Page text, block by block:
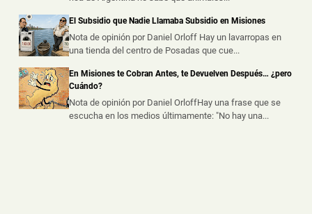
Aires
📅 3 ago 2026
La Policía de Misiones secuestró un automóvil que
había sido abandonado tras un ...
El Subsidio que Nadie Llamaba Subsidio en Misiones
Nota de opinión por Daniel Orloff Hay un lavarropas en
una tienda del centro de Posadas que cue...
En Misiones te Cobran Antes, te Devuelven Después… ¿pero
Cuándo?
Nota de opinión por Daniel OrloffHay una frase que se
escucha en los medios últimamente: "No hay una...